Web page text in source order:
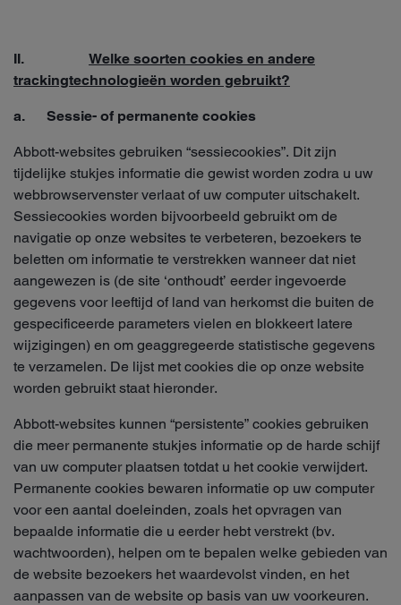
II. Welke soorten cookies en andere
trackingtechnologieën worden gebruikt?
a. Sessie- of permanente cookies
Abbott-websites gebruiken “sessiecookies”. Dit zijn
tijdelijke stukjes informatie die gewist worden zodra u uw
webbrowservenster verlaat of uw computer uitschakelt.
Sessiecookies worden bijvoorbeeld gebruikt om de
navigatie op onze websites te verbeteren, bezoekers te
beletten om informatie te verstrekken wanneer dat niet
aangewezen is (de site ‘onthoudt’ eerder ingevoerde
gegevens voor leeftijd of land van herkomst die buiten de
gespecificeerde parameters vielen en blokkeert latere
wijzigingen) en om geaggregeerde statistische gegevens
te verzamelen. De lijst met cookies die op onze website
worden gebruikt staat hieronder.
Abbott-websites kunnen “persistente” cookies gebruiken
die meer permanente stukjes informatie op de harde schijf
van uw computer plaatsen totdat u het cookie verwijdert.
Permanente cookies bewaren informatie op uw computer
voor een aantal doeleinden, zoals het opvragen van
bepaalde informatie die u eerder hebt verstrekt (bv.
wachtwoorden), helpen om te bepalen welke gebieden van
de website bezoekers het waardevolst vinden, en het
aanpassen van de website op basis van uw voorkeuren.